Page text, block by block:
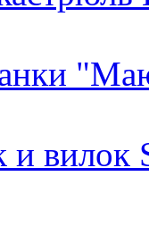
вилок